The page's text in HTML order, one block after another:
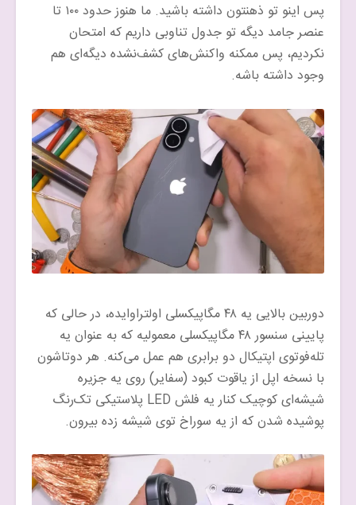
پس اینو تو ذهنتون داشته باشید. ما هنوز حدود ۱۰۰ تا
عنصر جامد دیگه تو جدول تناوبی داریم که امتحان
نکردیم، پس ممکنه واکنش‌های کشف‌نشده دیگه‌ای هم
وجود داشته باشه.
دوربین بالایی یه ۴۸ مگاپیکسلی اولتراوایده، در حالی که
پایینی سنسور ۴۸ مگاپیکسلی معمولیه که به عنوان یه
تله‌فوتوی اپتیکال دو برابری هم عمل می‌کنه. هر دوتاشون
با نسخه اپل از یاقوت کبود (سفایر) روی یه جزیره
شیشه‌ای کوچیک کنار یه فلش LED پلاستیکی تک‌رنگ
پوشیده شدن که از یه سوراخ توی شیشه زده بیرون.